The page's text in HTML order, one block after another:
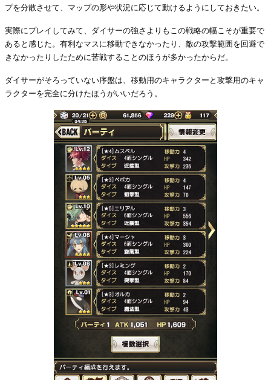
プを分散させて、マップの形や状況に応じて動けるようにしておきたい。
実際にプレイしてみて、ダイサーの強さよりもこの戦略の幅こそが重要で
あると感じた。有利なマスに移動できなかったり、敵の攻撃範囲を回避で
きなかったりしたために苦戦することのほうが多かったからだ。
ダイサーがそろっていない序盤は、移動用のキャラクターと攻撃用のキャ
ラクターを完全に分けたほうがいいだろう。